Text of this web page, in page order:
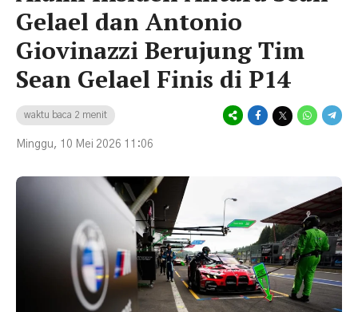
Gelael dan Antonio
Giovinazzi Berujung Tim
Sean Gelael Finis di P14
waktu baca 2 menit
Minggu, 10 Mei 2026 11:06